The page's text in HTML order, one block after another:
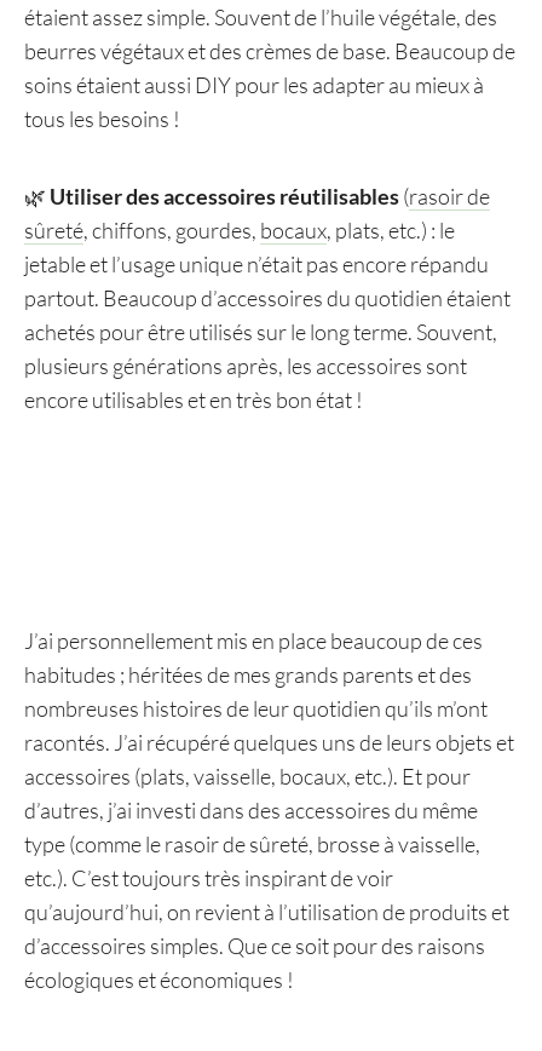
étaient assez simple. Souvent de l’huile végétale, des
beurres végétaux et des crèmes de base. Beaucoup de
soins étaient aussi DIY pour les adapter au mieux à
tous les besoins !
🌿 Utiliser des accessoires réutilisables(rasoir de
sûreté, chiffons, gourdes, bocaux, plats, etc.) : le
jetable et l’usage unique n’était pas encore répandu
partout. Beaucoup d’accessoires du quotidien étaient
achetés pour être utilisés sur le long terme. Souvent,
plusieurs générations après, les accessoires sont
encore utilisables et en très bon état !
J’ai personnellement mis en place beaucoup de ces
habitudes ; héritées de mes grands parents et des
nombreuses histoires de leur quotidien qu’ils m’ont
racontés. J’ai récupéré quelques uns de leurs objets et
accessoires (plats, vaisselle, bocaux, etc.). Et pour
d’autres, j’ai investi dans des accessoires du même
type (comme le rasoir de sûreté, brosse à vaisselle,
etc.). C’est toujours très inspirant de voir
qu’aujourd’hui, on revient à l’utilisation de produits et
d’accessoires simples. Que ce soit pour des raisons
écologiques et économiques !